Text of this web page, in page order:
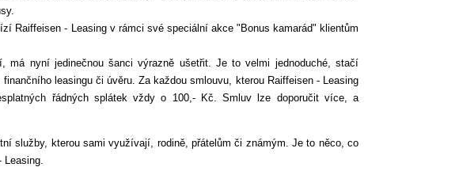
Raiffeisen - Leasing v rámci své speciální akce "Bonus kamarád" klientům
má nyní jedinečnou šanci výrazně ušetřit. Je to velmi jednoduché, stačí
leasingu či úvěru. Za každou smlouvu, kterou Raiffeisen - Leasing
řádných splátek vždy o 100,- Kč. Smluv lze doporučit více, a
služby, kterou sami využívají, rodině, přátelům či známým. Je to něco, co
Leasing.